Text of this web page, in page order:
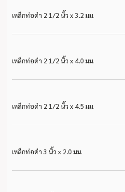
เหล็กท่อดำ 2 1/2 นิ้ว x 3.2 มม.
เหล็กท่อดำ 2 1/2 นิ้ว x 4.0 มม.
เหล็กท่อดำ 2 1/2 นิ้ว x 4.5 มม.
เหล็กท่อดำ 3 นิ้ว x 2.0 มม.